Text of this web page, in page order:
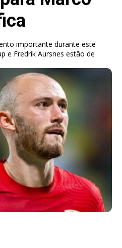
importante durante este
e Fredrik Aursnes estão de